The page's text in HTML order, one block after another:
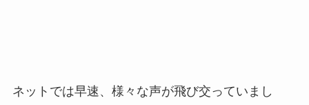
ネットでは早速、様々な声が飛び交っていまし